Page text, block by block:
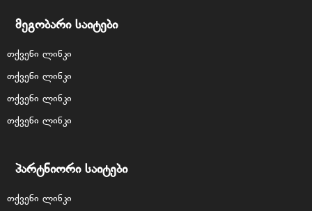
მეგობარი საიტები
თქვენი ლინკი
თქვენი ლინკი
თქვენი ლინკი
თქვენი ლინკი
პარტნიორი საიტები
თქვენი ლინკი